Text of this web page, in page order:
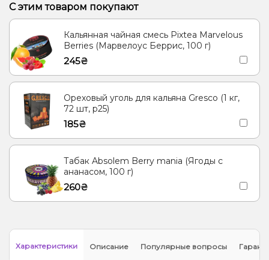
С этим товаром покупают
Кальянная чайная смесь Pixtea Marvelous
Berries (Марвелоус Беррис, 100 г)
245₴
Ореховый уголь для кальяна Gresco (1 кг,
72 шт, р25)
185₴
Табак Absolem Berry mania (Ягоды с
ананасом, 100 г)
260₴
Характеристики Описание Популярные вопросы